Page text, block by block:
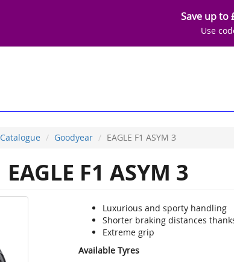
Save up to
Use
Catalogue Goodyear EAGLE F1 ASYM 3
EAGLE F1 ASYM 3
Luxurious and sporty handling
Shorter braking distances
Extreme grip
Available Tyres